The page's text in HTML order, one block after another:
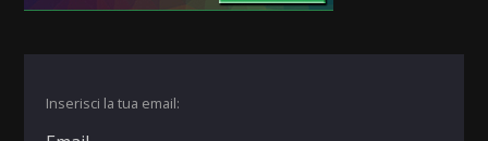
Inserisci la tua email: